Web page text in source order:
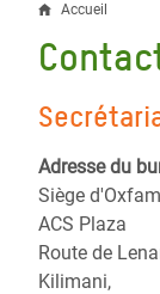
Fil
d'Ariane
Accueil
Adresse du
Siège
ACS Plaza
Route de
Kilimani,